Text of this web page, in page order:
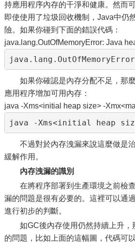
持應用程序內存的干淨和健康。然而
即使使用了垃圾回收機制，Java中仍
險。如果你碰到下面的錯誤代碼：
java.lang.OutOfMemoryError: Java
如果你確認是內存分配不足，那
應用程序增加可用內存：
java -Xms<initial heap size> -
java -Xms<initial heap
不過對於內存洩漏來說這麼做是
緩解作用。
內存洩漏的識別
在將程序部署到生產環境之前檢
漏的問題是很有必要的。這裡可以通
進行初步的判斷。
如GC後內存使用仍然持續上升
的問題，比如上面的這幅圖，代碼可